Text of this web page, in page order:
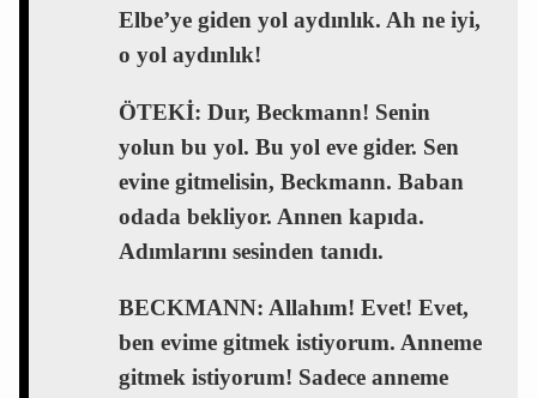
Elbe’ye giden yol aydınlık. Ah ne iyi,
o yol aydınlık!
ÖTEKİ: Dur, Beckmann! Senin
yolun bu yol. Bu yol eve gider. Sen
evine gitmelisin, Beckmann. Baban
odada bekliyor. Annen kapıda.
Adımlarını sesinden tanıdı.
BECKMANN: Allahım! Evet! Evet,
ben evime gitmek istiyorum. Anneme
gitmek istiyorum! Sadece anneme